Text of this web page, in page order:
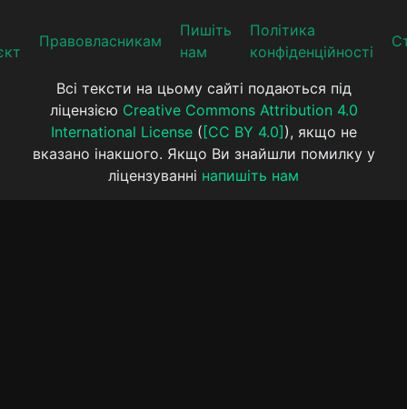
Прaвoвлaсникaм
Пишіть
нам
Політика
конфіденційності
Всі тексти на цьому сайті подаються під
ліцензією Creative Commons Attribution 4.0
International License( [CC BY 4.0] ), якщо не
вказано інакшого. Якщо Ви знайшли помилку у
ліцензуванні напишіть нам